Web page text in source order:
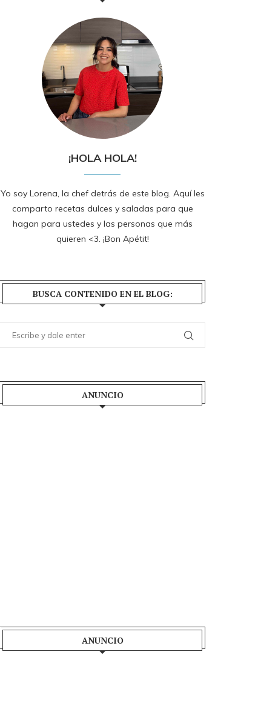
¡HOLA HOLA!
Yo soy Lorena, la chef detrás de este blog. Aquí les
comparto recetas dulces y saladas para que
hagan para ustedes y las personas que más
quieren <3. ¡Bon Apétit!
BUSCA CONTENIDO EN EL BLOG:
ANUNCIO
ANUNCIO